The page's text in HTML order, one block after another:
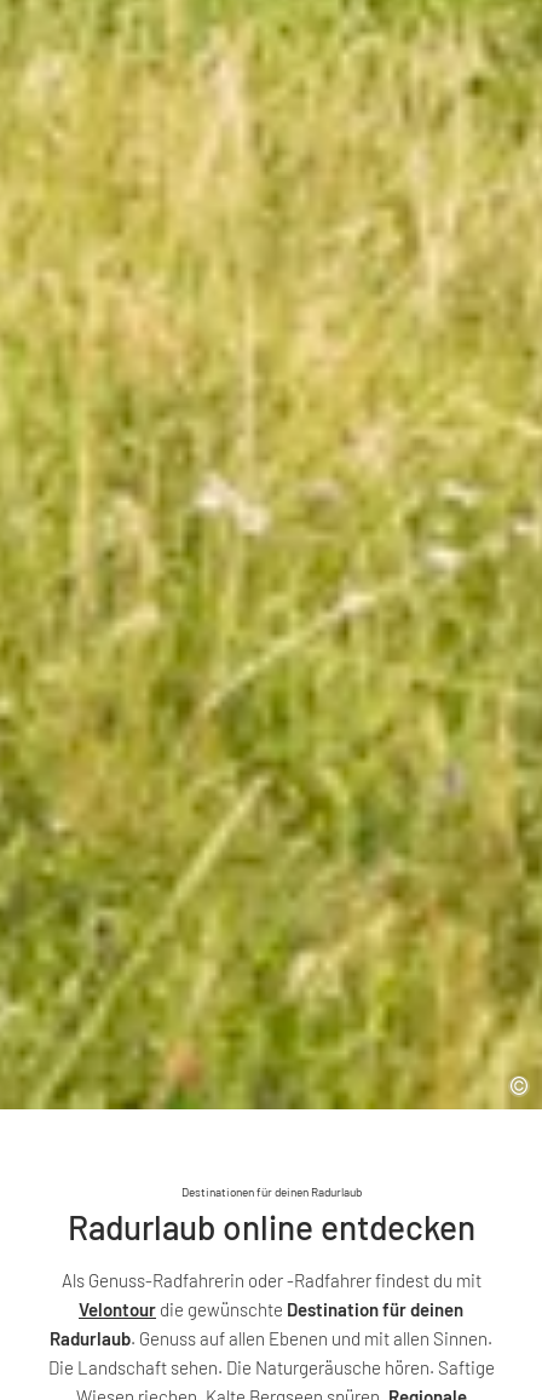
Destinationen für deinen Radurlaub
Radurlaub online entdecken
Als Genuss-Radfahrerin oder -Radfahrer findest du mit
Velontour die gewünschte Destination für deinen
Radurlaub. Genuss auf allen Ebenen und mit allen Sinnen.
Die Landschaft sehen. Die Naturgeräusche hören. Saftige